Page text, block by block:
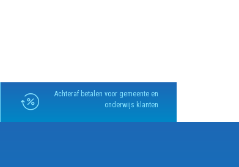
Achteraf betalen voor gemeente en
onderwijs klanten